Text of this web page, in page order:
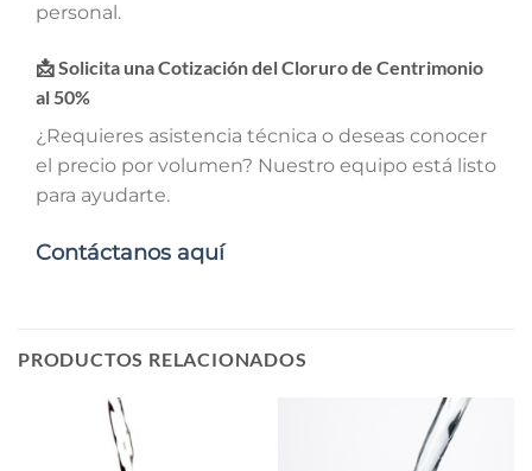
personal.
📩 Solicita una Cotización del Cloruro de Centrimonio
al 50%
¿Requieres asistencia técnica o deseas conocer
el precio por volumen? Nuestro equipo está listo
para ayudarte.
Contáctanos aquí
PRODUCTOS RELACIONADOS